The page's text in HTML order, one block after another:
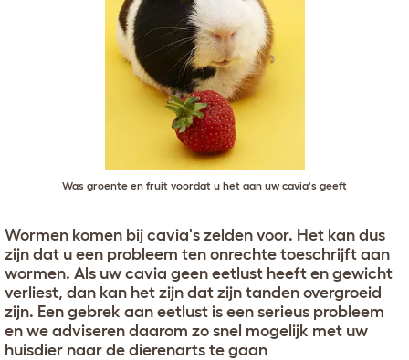
Was groente en fruit voordat u het aan uw cavia's geeft
Wormen komen bij cavia's zelden voor. Het kan dus
zijn dat u een probleem ten onrechte toeschrijft aan
wormen. Als uw cavia geen eetlust heeft en gewicht
verliest, dan kan het zijn dat zijn tanden overgroeid
zijn. Een gebrek aan eetlust is een serieus probleem
en we adviseren daarom zo snel mogelijk met uw
huisdier naar de dierenarts te gaan